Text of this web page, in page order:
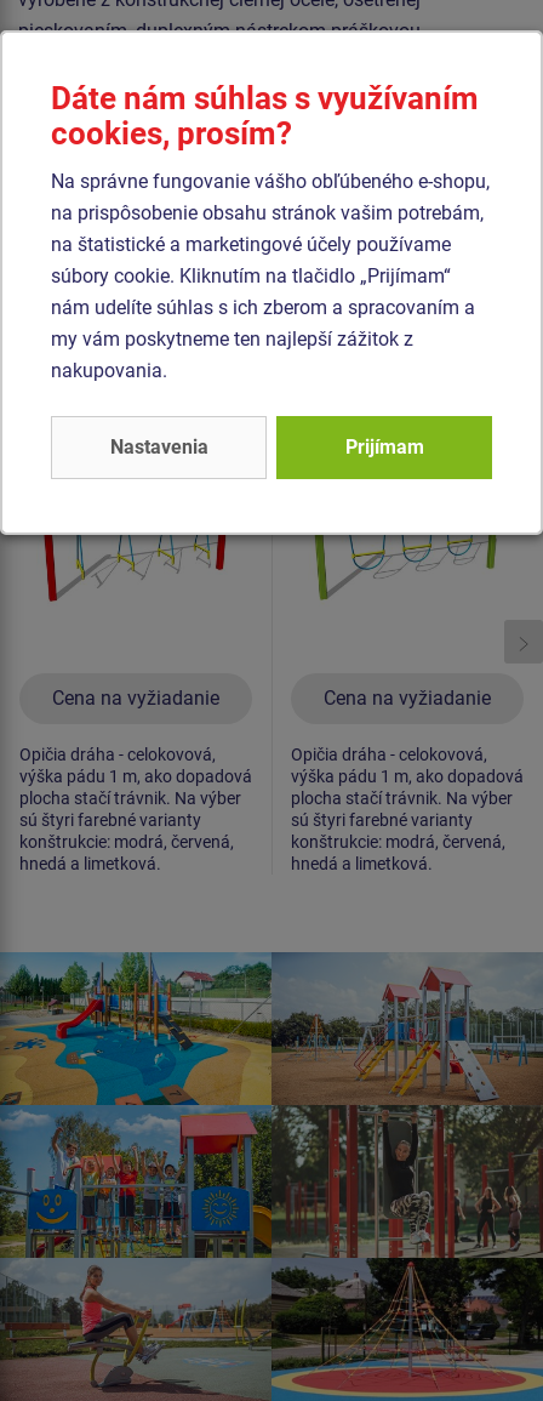
pieskovaním, duplexným nástrekom práškovou
betónového lôžka.
Laná sú vyrobené z materiálu HERKULES (16 mm lana z
polypropylénu s vnútorným oceľovým jadrom) a sú
spojované plastovými spojmi. Všetok spojovací materiál je
pozinkovaný alebo nerezový.
Podobnýtovar
Produkt - OPD-8106K-10
Opičia dráha Vešiak -
celokovová (v.p. 1 m)
Cena na vyžiadanie
Novinka
Opičia dráha - celokovová,
výška pádu 1 m, ako dopadová
plocha stačí trávnik. Na výber
sú štyri farebné varianty
konštrukcie: modrá, červená,
hnedá a limetková.
Opičia dráha Balančný
lanový had -
celokovová (v.p. 1 m)
Cena na vyžiadanie
Novinka
Opičia dráha - celokovová,
výška pádu 1 m, ako dopadová
plocha stačí trávnik. Na výber
sú štyri farebné varianty
konštrukcie: modrá, červená,
hnedá a limetková.
Dáte nám súhlas s využívaním
cookies, prosím?
Na správne fungovanie vášho obľúbeného e-shopu,
na prispôsobenie obsahu stránok vašim potrebám,
na štatistické a marketingové účely používame
súbory cookie. Kliknutím na tlačidlo „Prijímam“
nám udelíte súhlas s ich zberom a spracovaním a
my vám poskytneme ten najlepší zážitok z
nakupovania.
Nastavenia Prijímam